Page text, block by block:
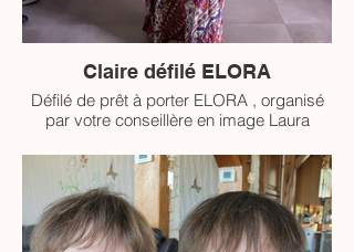
Claire défilé ELORA
Défilé de prêt à porter ELORA , organisé
par votre conseillère en image Laura